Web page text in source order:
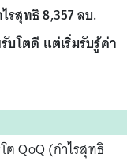
รสุทธิ 8,357 ลบ.
บโตดี แต่เริ่มรับรู้ค่า
ต QoQ (กำไรสุทธิ